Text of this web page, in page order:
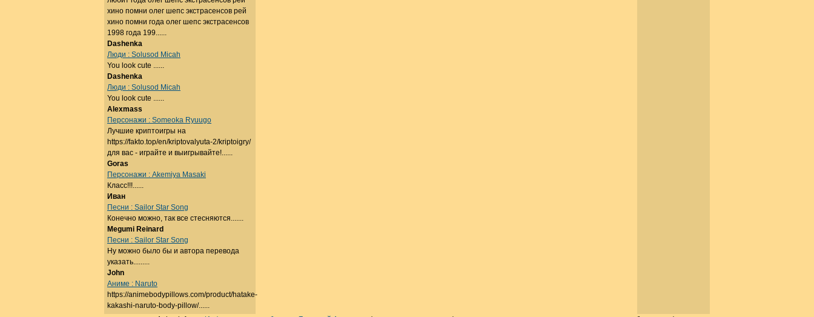
хино помни олег шепс экстрасенсов рей
хино помни года олег шепс экстрасенсов
1998 года 199......
Dashenka
Люди : Solusod Micah
You look cute ......
Dashenka
Люди : Solusod Micah
You look cute ......
Alexmass
Персонажи : Someoka Ryuugo
Лучшие криптоигры на
https://fakto.top/en/kriptovalyuta-2/kriptoigry/
для вас - играйте и выигрывайте!......
Goras
Персонажи : Akemiya Masaki
Класс!!!......
Иван
Песни : Sailor Star Song
Конечно можно, так все стесняются.......
Megumi Reinard
Песни : Sailor Star Song
Ну можно было бы и автора перевода
указать.........
John
Аниме : Naruto
https://animebodypillows.com/product/hatake-
kakashi-naruto-body-pillow/......